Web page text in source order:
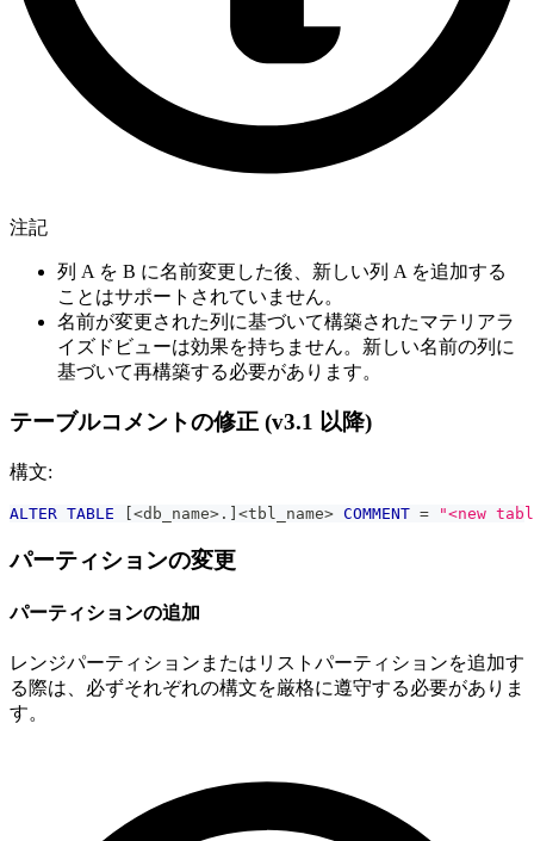
注記
列 A を B に名前変更した後、新しい列 A を追加する
ことはサポートされていません。
名前が変更された列に基づいて構築されたマテリアラ
イズドビューは効果を持ちません。新しい名前の列に
基づいて再構築する必要があります。
テーブルコメントの修正 (v3.1 以降)
構文:
ALTER TABLE <db_name> . <tbl_name> COMMENT = "<new
パーティションの変更
パーティションの追加
レンジパーティションまたはリストパーティションを追加す
る際は、必ずそれぞれの構文を厳格に遵守する必要がありま
す。